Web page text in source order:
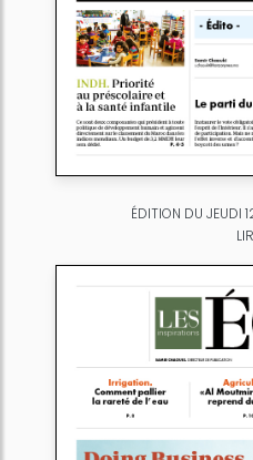
ÉDITION DU JEUDI